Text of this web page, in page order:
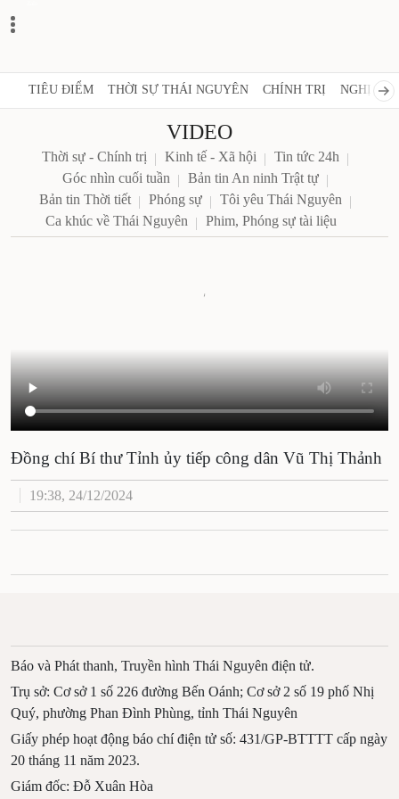
TIÊU ĐIỂM THỜI SỰ THÁI NGUYÊN CHÍNH TRỊ NGHỊ
VIDEO
Thời sự - Chính trị Kinh tế - Xã hội
Tin tức 24h
Góc nhìn cuối tuần
Bản tin An ninh Trật tự
Bản tin Thời tiết
Phóng sự
Tôi yêu Thái Nguyên
Ca khúc về Thái Nguyên
Phim, Phóng sự tài liệu
Đồng chí Bí thư Tỉnh ủy tiếp công dân Vũ Thị Thảnh
19:38, 24/12/2024
Báo và Phát thanh, Truyền hình Thái Nguyên điện tử.
Trụ sở: Cơ sở 1 số 226 đường Bến Oánh; Cơ sở 2 số 19 phố Nhị
Quý, phường Phan Đình Phùng, tỉnh Thái Nguyên
Giấy phép hoạt động báo chí điện tử số: 431/GP-BTTTT cấp ngày
20 tháng 11 năm 2023.
Giám đốc: Đỗ Xuân Hòa